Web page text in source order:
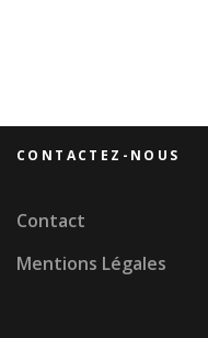
CONTACTEZ-NOUS
Contact
Mentions Légales